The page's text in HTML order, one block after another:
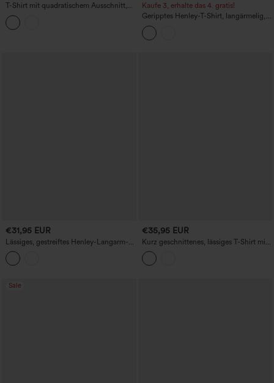
T-Shirt mit quadratischem Ausschnitt,
Volantärmeln, gerüschtem Saum und
Leinen-Optik
Kaufe 3, erhalte das 4. gratis!
Geripptes Henley-T-Shirt, langärmelig,
Slim Fit, casual
€31,95 EUR
Lässiges, gestreiftes Henley-Langarm-T-
Shirt mit Daumenlöchern
€35,95 EUR
Kurz geschnittenes, lässiges T-Shirt mit
herzförmigem Ausschnitt, langen
Ärmeln und Daumenloch
Sale